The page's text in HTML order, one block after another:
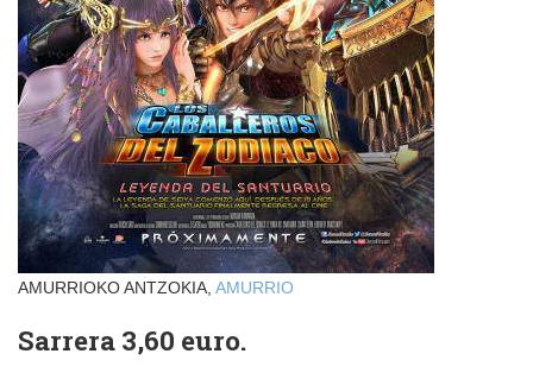
AMURRIOKO ANTZOKIA, AMURRIO
Sarrera 3,60 euro.